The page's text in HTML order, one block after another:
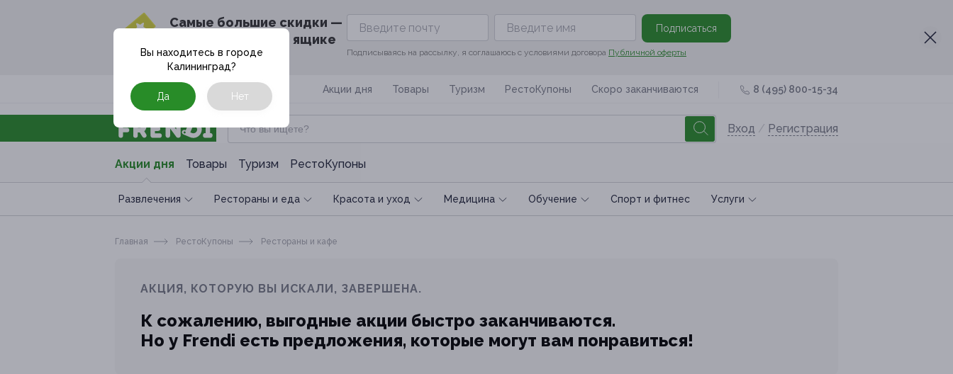
Cамые большие скидки —
в твоём почтовом ящике
Подписаться
Подписываясь на рассылку, я соглашаюсь с условиями договора Публичной оферты
Москва Акции дня Товары Туризм РестоКупоны Скоро заканчиваются 8 (495) 800-15-34
Вход / Регистрация
Акции дня Товары Туризм РестоКупоны
Развлечения Рестораны и еда Красота и уход Медицина Обучение Спoрт и фитнес Услуги
Вы находитесь в городе
Калининград?
Да Нет
Главная РестоКупоны Рестораны и кафе
АКЦИЯ, КОТОРУЮ ВЫ ИСКАЛИ, ЗАВЕРШЕНА.
К сожалению, выгодные акции быстро заканчиваются.
Но у Frendi есть предложения, которые могут вам понравиться!